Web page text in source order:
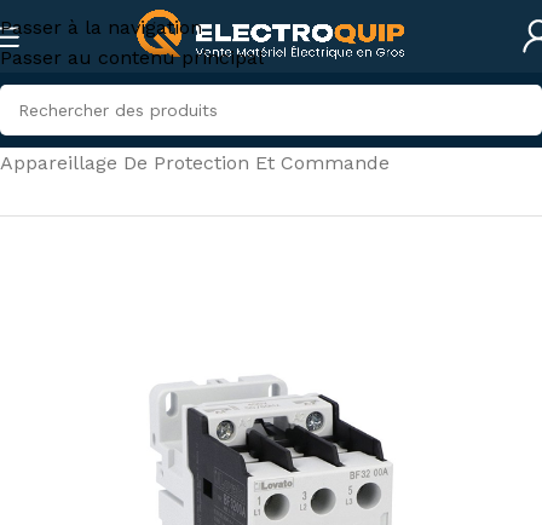
Passer à la navigation
Passer au contenu principal
Accueil/Électricité industrielle/
Appareillage De Protection Et Commande